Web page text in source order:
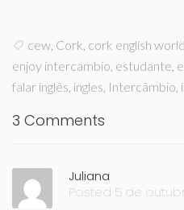
cew, Cork, cork english world
enjoy intercambio, estudante,
falar inglês, ingles, Intercâmbio,
3 Comments
Juliana
Posted 5 de